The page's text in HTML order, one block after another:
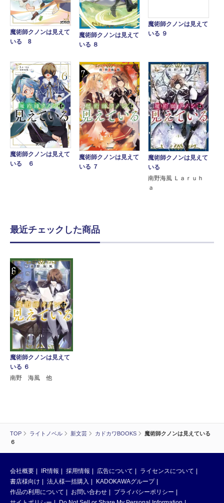
TOP ライトノベル 新文芸 カドカワBOOKS
魔術師クノンは見えている
６
魔術師クノンは見えて
いる 8
魔術師クノンは見えて
いる ８
魔術師クノンは見えて
いる ９
魔術師クノンは見えて
いる ６
魔術師クノンは見えて
いる ７
魔術師クノンは見えて
いる
南野海風 Ｌａｒｕｈ
ａ
最近チェックした商品
魔術師クノンは見えて
いる ６
南野 海風 他
会社概要 IR情報 採用情報 広告について
ライセンスについて
書店様向け
法人様一括購入
KADOKAWAグループ
作品の利用について
お問い合わせ
プライバシーポリシー